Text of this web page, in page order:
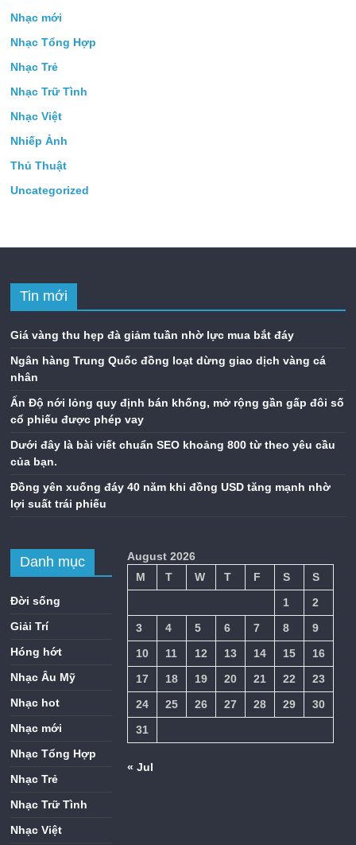
Nhạc mới
Nhạc Tổng Hợp
Nhạc Trẻ
Nhạc Trữ Tình
Nhạc Việt
Nhiếp Ảnh
Thủ Thuật
Uncategorized
Tin mới
Giá vàng thu hẹp đà giảm tuần nhờ lực mua bắt đáy
Ngân hàng Trung Quốc đồng loạt dừng giao dịch vàng cá
nhân
Ấn Độ nới lỏng quy định bán khống, mở rộng gần gấp đôi số
cổ phiếu được phép vay
Dưới đây là bài viết chuẩn SEO khoảng 800 từ theo yêu cầu
của bạn.
Đồng yên xuống đáy 40 năm khi đồng USD tăng mạnh nhờ
lợi suất trái phiếu
Danh mục
Đời sống
Giải Trí
Hóng hớt
Nhạc Âu Mỹ
Nhạc hot
Nhạc mới
Nhạc Tổng Hợp
Nhạc Trẻ
Nhạc Trữ Tình
Nhạc Việt
August 2026
M
T W T F S
S
1
2
3
4 5 6 7 8
9
10
11 12 13 14 15
16
17
18 19 20 21 22
23
24
25 26 27 28 29
30
31
« Jul